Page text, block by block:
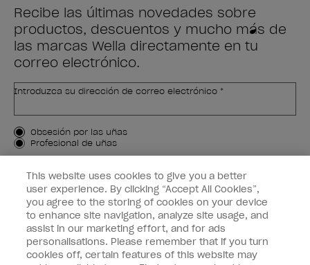
Recibe las últimas novedades sobre
productos, descuentos y mucho más de
las marcas Wella directamente en tu
correo electrónico.
Introduzca su dirección de correo electrónico *
Tipo de cliente
Obsesión por las uñas
Profesional de uñas
APÚNTAME
Customer Information
Connect with OPI
This website uses cookies to give you a better
user experience. By clicking “Accept All Cookies”,
you agree to the storing of cookies on your device
to enhance site navigation, analyze site usage, and
assist in our marketing effort, and for ads
personalisations. Please remember that if you turn
cookies off, certain features of this website may